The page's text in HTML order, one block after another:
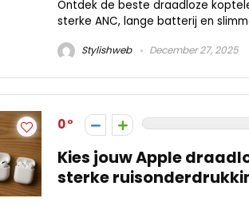
Ontdek de beste draadloze
sterke ANC, lange batterij en
Stylishweb December 27, 2025
0
Kies jouw Apple
sterke